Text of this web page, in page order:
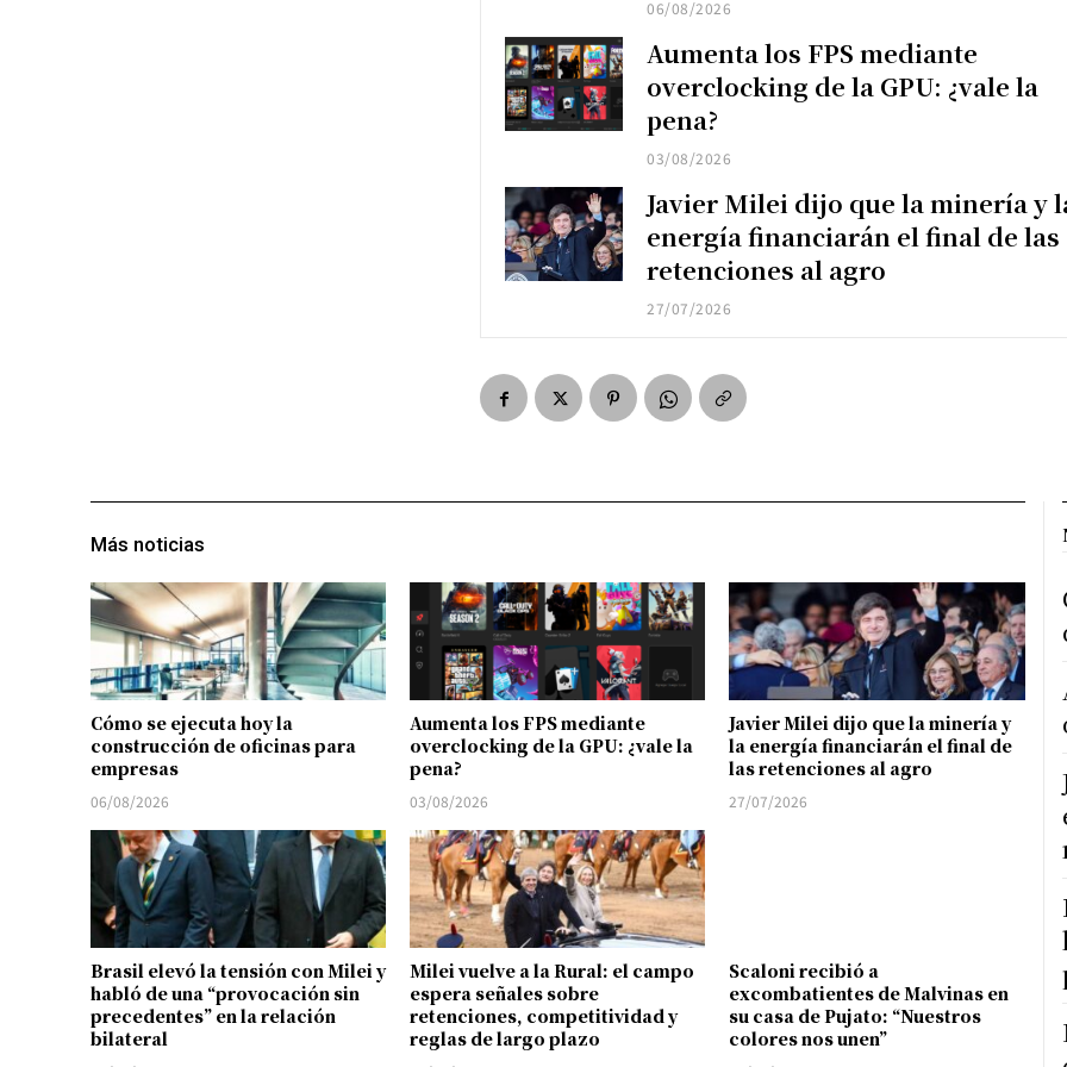
06/08/2026
Aumenta los FPS mediante
overclocking de la GPU: ¿vale la
pena?
03/08/2026
Javier Milei dijo que la minería y
energía financiarán el final de las
retenciones al agro
27/07/2026
Más noticias
Cómo se ejecuta hoy la
construcción de oficinas para
empresas
06/08/2026
Aumenta los FPS mediante
overclocking de la GPU: ¿vale la
pena?
03/08/2026
Javier Milei dijo que la minería y
la energía financiarán el final de
las retenciones al agro
27/07/2026
Brasil elevó la tensión con Milei y
habló de una “provocación sin
precedentes” en la relación
bilateral
Milei vuelve a la Rural: el campo
espera señales sobre
retenciones, competitividad y
reglas de largo plazo
Scaloni recibió a
excombatientes de Malvinas en
su casa de Pujato: “Nuestros
colores nos unen”